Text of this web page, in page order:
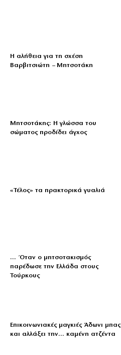
Η αλήθεια για τη σχέση
Βαρβιτσιώτη – Μητσοτάκη
Μητσοτάκης: Η γλώσσα του
σώματος προδίδει άγχος
«Τέλος» τα πρακτορικά γυαλιά
… Όταν ο μητσοτακισμός
παρέδωσε την Ελλάδα στους
Τούρκους
Επικοινωνιακές μαγκιές Άδωνι μπας
και αλλάξει την… καμένη ατζέντα